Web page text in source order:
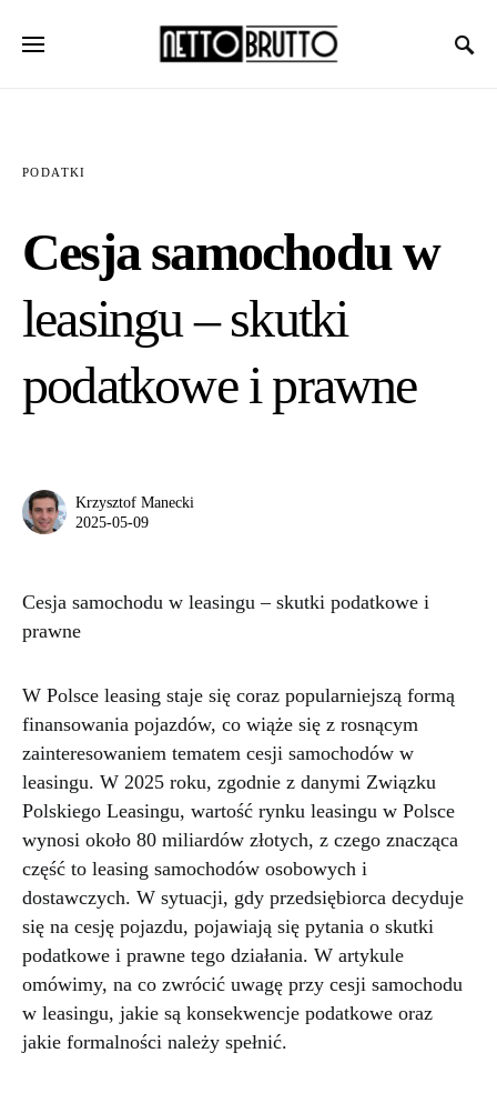
PODATKI
Cesja samochodu w
leasingu – skutki
podatkowe i prawne
Krzysztof Manecki
2025-05-09
Cesja samochodu w leasingu – skutki podatkowe i
prawne
W Polsce leasing staje się coraz popularniejszą formą
finansowania pojazdów, co wiąże się z rosnącym
zainteresowaniem tematem cesji samochodów w
leasingu. W 2025 roku, zgodnie z danymi Związku
Polskiego Leasingu, wartość rynku leasingu w Polsce
wynosi około 80 miliardów złotych, z czego znacząca
część to leasing samochodów osobowych i
dostawczych. W sytuacji, gdy przedsiębiorca decyduje
się na cesję pojazdu, pojawiają się pytania o skutki
podatkowe i prawne tego działania. W artykule
omówimy, na co zwrócić uwagę przy cesji samochodu
w leasingu, jakie są konsekwencje podatkowe oraz
jakie formalności należy spełnić.